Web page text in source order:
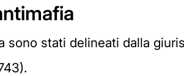
stati delineati dalla